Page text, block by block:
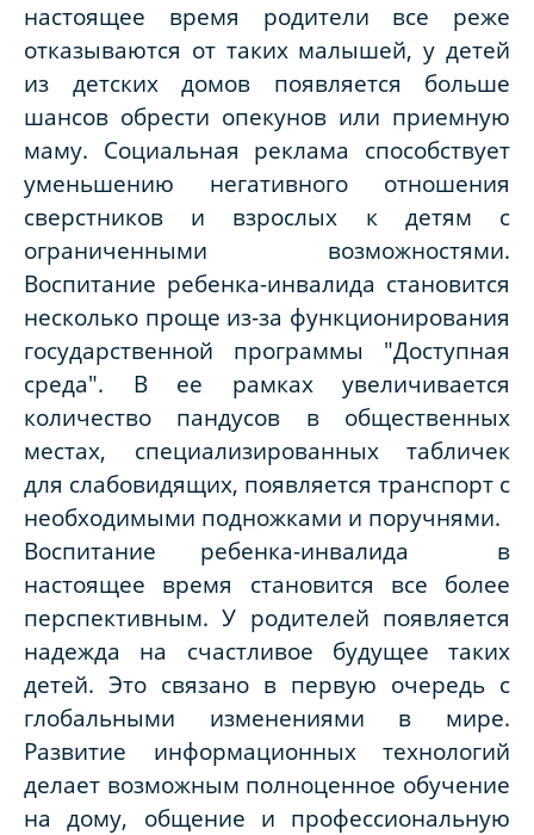
настоящее время родители все реже
отказываются от таких малышей, у детей
из детских домов появляется больше
шансов обрести опекунов или приемную
маму. Социальная реклама способствует
уменьшению негативного отношения
сверстников и взрослых к детям с
ограниченными возможностями.
Воспитание ребенка-инвалида становится
несколько проще из-за функционирования
государственной программы "Доступная
среда". В ее рамках увеличивается
количество пандусов в общественных
местах, специализированных табличек
для слабовидящих, появляется транспорт с
необходимыми подножками и поручнями.
Воспитание ребенка-инвалида в
настоящее время становится все более
перспективным. У родителей появляется
надежда на счастливое будущее таких
детей. Это связано в первую очередь с
глобальными изменениями в мире.
Развитие информационных технологий
делает возможным полноценное обучение
на дому, общение и профессиональную